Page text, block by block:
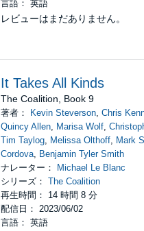
言語： 英語
レビューはまだありません。
It Takes All Kinds
The Coalition, Book 9
著者： Kevin Steverson, Chris
Quincy Allen, Marisa Wolf,
Tim Taylog, Melissa Olthoff, Mark
Cordova,
Benjamin Tyler Smith
ナレーター：
Michael Le Blanc
シリーズ： The Coalition
再生時間： 14 時間 8 分
配信日： 2023/06/02
言語： 英語